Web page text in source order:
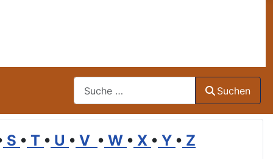
Suchen
S • T • U • V • W • X • Y • Z